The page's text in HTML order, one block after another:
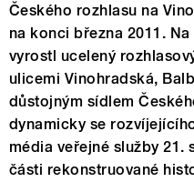
Českého rozhlasu na
na konci března 2011.
vyrostl ucelený
ulicemi Vinohradská,
důstojným sídlem
dynamicky se
média veřejné služby
části rekonstruované